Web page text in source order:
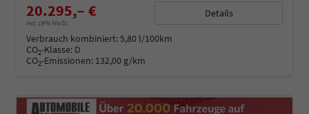
20.295,– €
incl. 19% MwSt.
Details
Verbrauch kombiniert:5,80 l/100km
CO2-Klasse: D
CO2-Emissionen: 132,00 g/km